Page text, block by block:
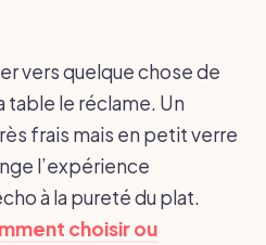
vers quelque chose de
table le réclame. Un
frais mais en petit verre
l’expérience
à la pureté du plat.
choisir ou